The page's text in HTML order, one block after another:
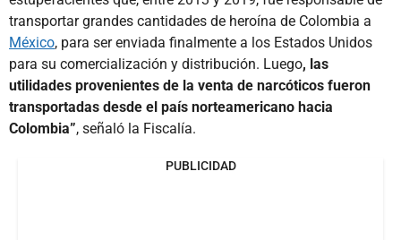
transportar grandes cantidades de heroína de Colombia a
México, para ser enviada finalmente a los Estados Unidos
para su comercialización y distribución. Luego, las
utilidades provenientes de la venta de narcóticos fueron
transportadas desde el país norteamericano hacia
Colombia”, señaló la Fiscalía.
PUBLICIDAD